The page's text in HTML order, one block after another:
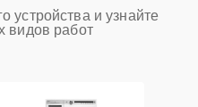
устройства и узнайте
видов работ